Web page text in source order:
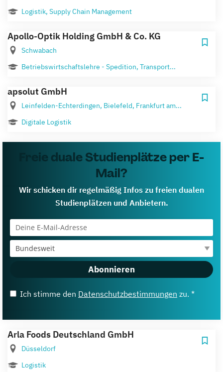
Logistik, Supply Chain Management
Apollo-Optik Holding GmbH & Co. KG
Schwabach
Betriebswirtschaftslehre - Spedition, Transport...
apsolut GmbH
Leinfelden-Echterdingen, Bielefeld, Frankfurt am...
Digitale Logistik
Freie duale Studienplätze per E-
Mail?
Wir schicken dir regelmäßig Infos zu freien dualen
Studienplätzen und Anbietern.
Abonnieren
Ich stimme den Datenschutzbestimmungen zu. *
Arla Foods Deutschland GmbH
Düsseldorf
Logistik